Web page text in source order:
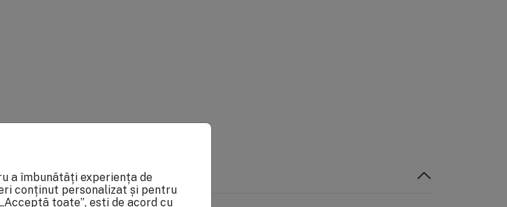
a îmbunătăți experiența de
conținut personalizat și pentru
toate”, ești de acord cu